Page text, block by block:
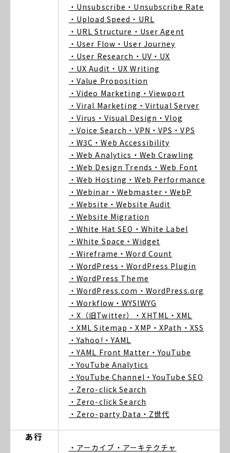
・Unsubscribe ・Unsubscribe Rate
・Upload Speed ・URL
・URL Structure ・User Agent
・User Flow ・User Journey
・User Research ・UV ・UX
・UX Audit ・UX Writing
・Value Proposition
・Video Marketing ・Viewport
・Viral Marketing ・Virtual Server
・Virus ・Visual Design ・Vlog
・Voice Search ・VPN ・VPS ・VPS
・W3C ・Web Accessibility
・Web Analytics ・Web Crawling
・Web Design Trends ・Web Font
・Web Hosting ・Web Performance
・Webinar ・Webmaster ・WebP
・Website ・Website Audit
・Website Migration
・White Hat SEO ・White Label
・White Space ・Widget
・Wireframe ・Word Count
・WordPress ・WordPress Plugin
・WordPress Theme
・WordPress.com ・WordPress.org
・Workflow ・WYSIWYG
・X（旧Twitter）
・XHTML ・XML
・XML Sitemap ・XMP ・XPath ・XSS
・Yahoo! ・YAML
・YAML Front Matter ・YouTube
・YouTube Analytics
・YouTube Channel ・YouTube SEO
・Zero-click Search
・Zero-click Search
・Zero-party Data ・Z世代
あ行
・アーカイブ ・アーキテクチャ